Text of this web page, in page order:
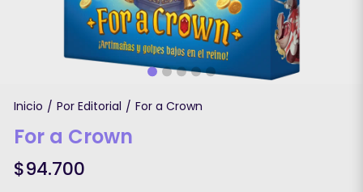
Inicio / Por Editorial / For a Crown
For a Crown
$94.700